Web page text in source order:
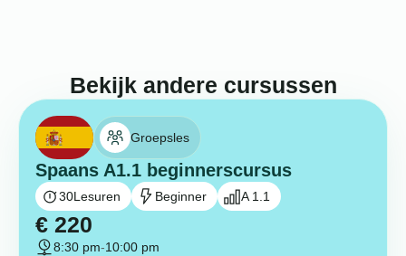
Bekijk andere cursussen
Groepsles
Spaans A1.1 beginnerscursus
30Lesuren Beginner A 1.1
€ 220
8:30 pm-10:00 pm